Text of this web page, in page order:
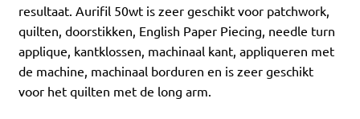
resultaat. Aurifil 50wt is zeer geschikt voor patchwork,
quilten, doorstikken, English Paper Piecing, needle turn
applique, kantklossen, machinaal kant, appliqueren met
de machine, machinaal borduren en is zeer geschikt
voor het quilten met de long arm.